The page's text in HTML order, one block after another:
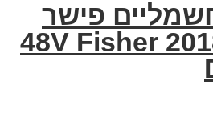
פישר
דיימונד 2018 48V Fisher